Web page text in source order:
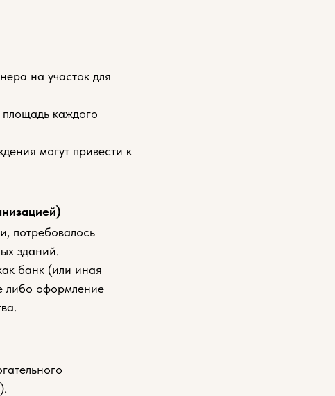
на участок для
каждого
могут привести к
потребовалось
зданий.
банк (или иная
либо оформление